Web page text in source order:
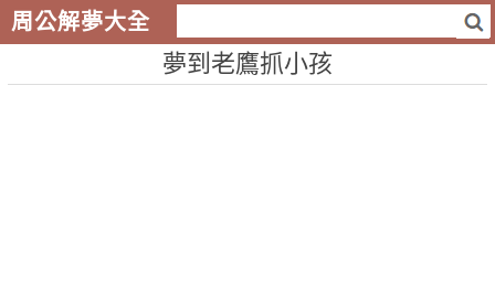
周公解夢大全
夢到老鷹抓小孩